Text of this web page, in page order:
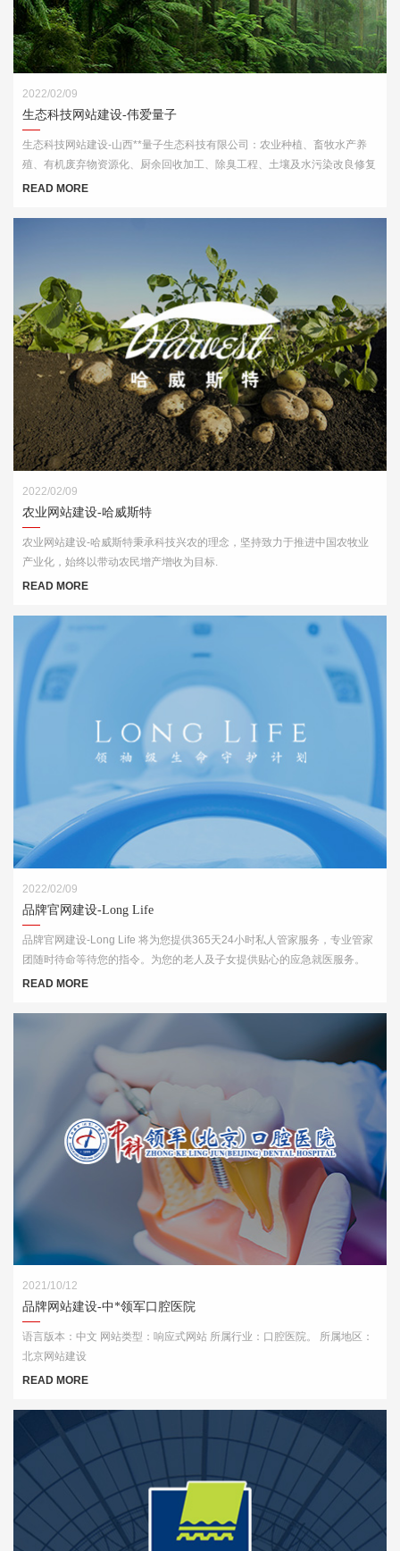
2022/02/09
生态科技网站建设-伟爱量子
生态科技网站建设-山西**量子生态科技有限公司：农业种植、畜牧水产养
殖、有机废弃物资源化、厨余回收加工、除臭工程、土壤及水污染改良修复
等领域内的技术服务
READ MORE
2022/02/09
农业网站建设-哈威斯特
农业网站建设-哈威斯特秉承科技兴农的理念，坚持致力于推进中国农牧业
产业化，始终以带动农民增产增收为目标.
READ MORE
2022/02/09
品牌官网建设-Long Life
品牌官网建设-Long Life 将为您提供365天24小时私人管家服务，专业管家
团随时待命等待您的指令。为您的老人及子女提供贴心的应急就医服务。
READ MORE
2021/10/12
品牌网站建设-中*领军口腔医院
语言版本：中文 网站类型：响应式网站 所属行业：口腔医院。 所属地区：
北京网站建设
READ MORE